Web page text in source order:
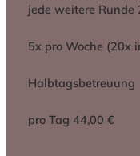
jede weitere Runde
5x pro Woche (20x
Halbtagsbetreuung
pro Tag 44,00 €